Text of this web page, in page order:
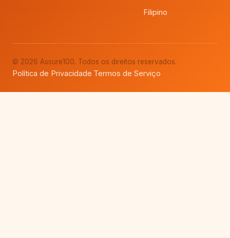
Filipino
© 2026 Assure100. Todos os direitos reservados.
Política de Privacidade·Termos de Serviço